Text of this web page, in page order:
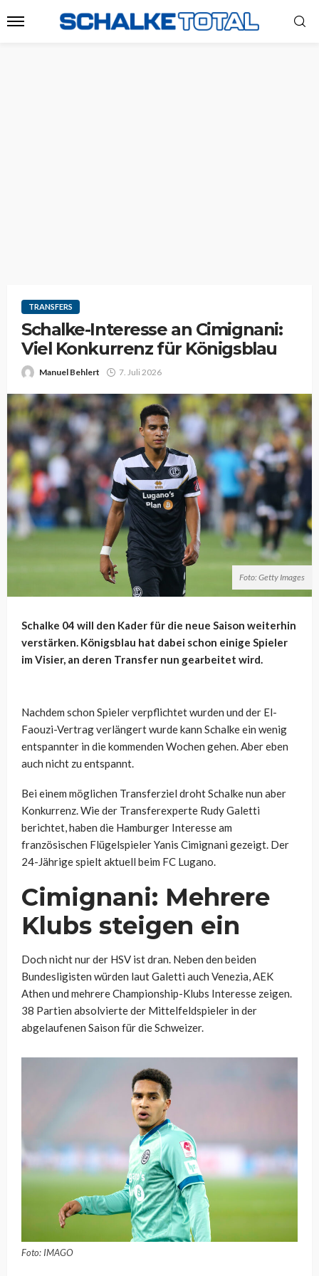
TRANSFERS
Schalke-Interesse an Cimignani:
Viel Konkurrenz für Königsblau
Manuel Behlert 7. Juli 2026
Foto: Getty Images
Schalke 04 will den Kader für die neue Saison weiterhin
verstärken. Königsblau hat dabei schon einige Spieler
im Visier, an deren Transfer nun gearbeitet wird.
Nachdem schon Spieler verpflichtet wurden und der El-
Faouzi-Vertrag verlängert wurde kann Schalke ein wenig
entspannter in die kommenden Wochen gehen. Aber eben
auch nicht zu entspannt.
Bei einem möglichen Transferziel droht Schalke nun aber
Konkurrenz. Wie der Transferexperte Rudy Galetti
berichtet, haben die Hamburger Interesse am
französischen Flügelspieler Yanis Cimignani gezeigt. Der
24-Jährige spielt aktuell beim FC Lugano.
Cimignani: Mehrere
Klubs steigen ein
Doch nicht nur der HSV ist dran. Neben den beiden
Bundesligisten würden laut Galetti auch Venezia, AEK
Athen und mehrere Championship-Klubs Interesse zeigen.
38 Partien absolvierte der Mittelfeldspieler in der
abgelaufenen Saison für die Schweizer.
Foto: IMAGO